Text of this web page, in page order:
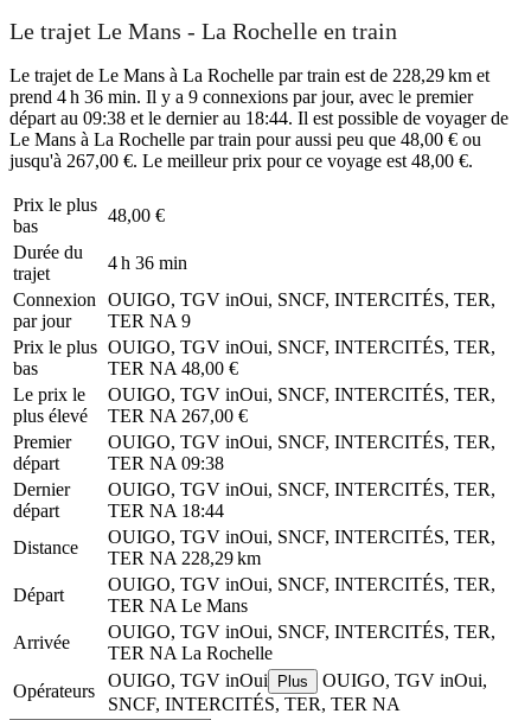
Le trajet Le Mans - La Rochelle en train
Le trajet de Le Mans à La Rochelle par train est de 228,29 km et
prend 4 h 36 min. Il y a 9 connexions par jour, avec le premier
départ au 09:38 et le dernier au 18:44. Il est possible de voyager de
Le Mans à La Rochelle par train pour aussi peu que 48,00 € ou
jusqu'à 267,00 €. Le meilleur prix pour ce voyage est 48,00 €.
Prix ​​le plus
bas
48,00 €
Durée du
trajet
4 h 36 min
Connexion
par jour
OUIGO, TGV inOui, SNCF, INTERCITÉS, TER,
TER NA 9
Prix ​​le plus
bas
OUIGO, TGV inOui, SNCF, INTERCITÉS, TER,
TER NA 48,00 €
Le prix le
plus élevé
OUIGO, TGV inOui, SNCF, INTERCITÉS, TER,
TER NA 267,00 €
Premier
départ
OUIGO, TGV inOui, SNCF, INTERCITÉS, TER,
TER NA 09:38
Dernier
départ
OUIGO, TGV inOui, SNCF, INTERCITÉS, TER,
TER NA 18:44
Distance
OUIGO, TGV inOui, SNCF, INTERCITÉS, TER,
TER NA 228,29 km
Départ
OUIGO, TGV inOui, SNCF, INTERCITÉS, TER,
TER NA Le Mans
Arrivée
OUIGO, TGV inOui, SNCF, INTERCITÉS, TER,
TER NA La Rochelle
Opérateurs
OUIGO, TGV inOui Plus
OUIGO, TGV inOui,
SNCF, INTERCITÉS, TER, TER NA
© CARTO, ©OpenStreetMap